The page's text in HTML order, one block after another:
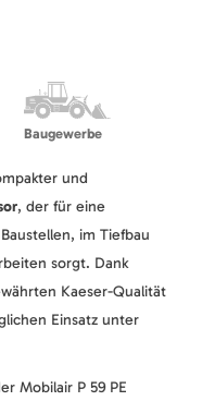
Baugewerbe
und
, der für eine
im Tiefbau
sorgt. Dank
Kaeser-Qualität
Einsatz unter
Mobilair P 59 PE